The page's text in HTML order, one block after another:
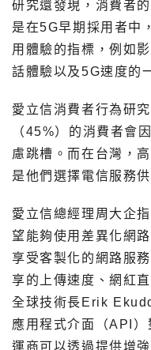
研究還發現，消費者
是在5G早期採用者中
用體驗的指標，例如
話體驗以及5G速度的
愛立信消費者行為研
（45%）的消費者會
慮跳槽。而在台灣，
是他們選擇電信服務
愛立信總經理周大企
望能夠使用差異化網
享受客製化的網路服
享的上傳速度、網紅
全球技術長Erik
應用程式介面（API
運商可以透過提供增